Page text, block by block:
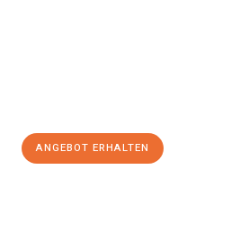
ANGEBOT ERHALTEN